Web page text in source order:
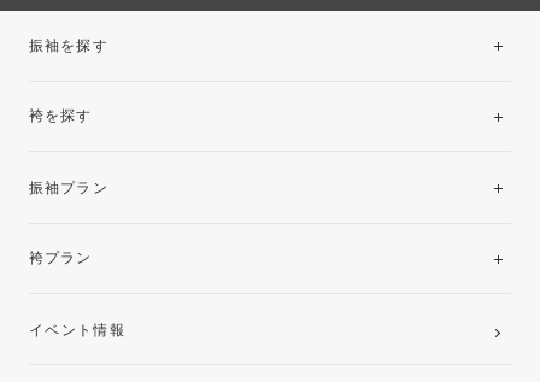
振袖を探す
袴を探す
振袖プラン
レンタルプラン
袴プラン
卒業袴レンタルプラン
イベント情報